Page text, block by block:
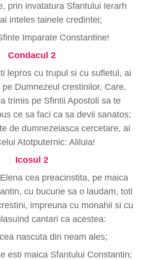
prin invatatura Sfantului Ierarh
inteles tainele credintei;
Imparate Constantine!
Condacul 2
lepros cu trupul si cu sufletul, ai
Dumnezeul crestinilor, Care,
trimis pe Sfintii Apostoli sa te
ce sa faci ca sa devii sanatos;
de dumnezeiasca cercetare, ai
Atotputernic: Aliluia!
Icosul 2
cea preacinstita, pe maica
cu bucurie sa o laudam, toti
impreuna cu monahii si cu
cantari ca acestea:
nascuta din neam ales;
esti maica Sfantului Constantin;